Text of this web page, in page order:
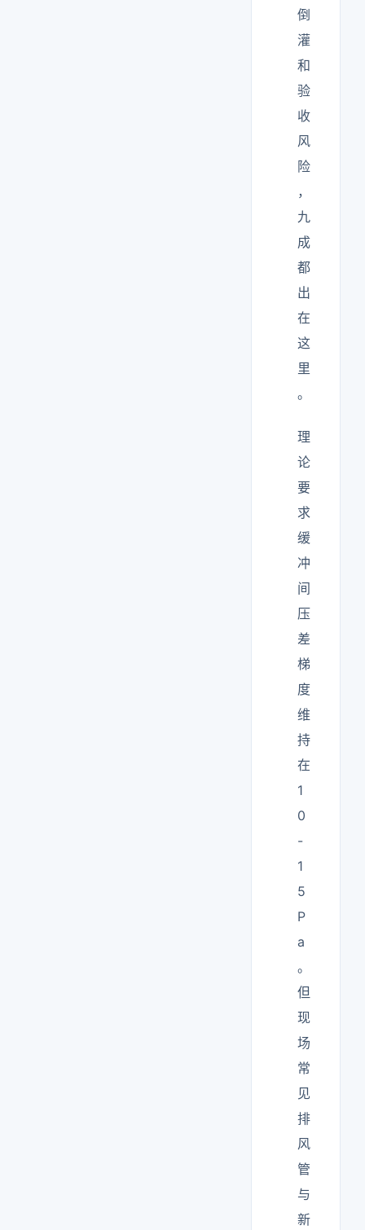
倒
灌
和
验
收
风
险
，
九
成
都
出
在
这
里
。
理
论
要
求
缓
冲
间
压
差
梯
度
维
持
在
1
0
-
1
5
P
a
。
但
现
场
常
见
排
风
管
与
新